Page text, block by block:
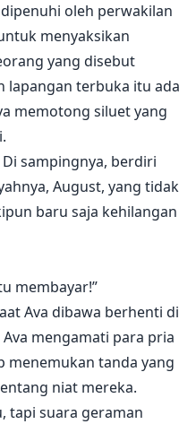
oleh perwakilan
menyaksikan
yang disebut
lapangan terbuka itu ada
memotong siluet yang
Di sampingnya, berdiri
August, yang tidak
baru saja kehilangan
membayar!”
Ava dibawa berhenti di
mengamati para pria
menemukan tanda yang
niat mereka.
tapi suara geraman